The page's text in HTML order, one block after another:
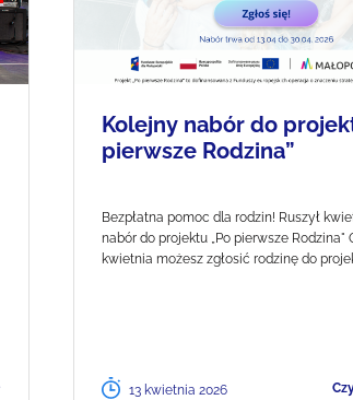
Kolejny nabór do
pierwsze Rodzina”
Bezpłatna pomoc dla rodzin! Ruszył
nabór do projektu „Po pierwsze Rodzina"
kwietnia możesz zgłosić rodzinę do
13 kwietnia 2026